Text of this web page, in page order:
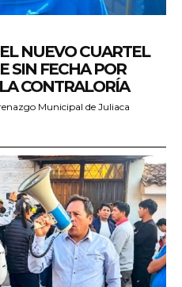
NUEVO CUARTEL
SIN FECHA POR
CONTRALORÍA
Municipal de Juliaca